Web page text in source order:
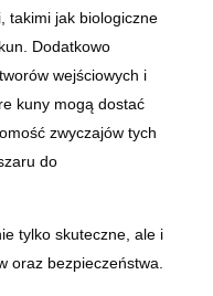
takimi jak biologiczne
Dodatkowo
wejściowych i
kuny mogą dostać
zwyczajów tych
do
tylko skuteczne, ale i
oraz bezpieczeństwa.